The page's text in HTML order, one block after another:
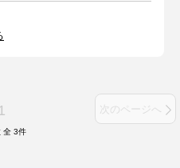
次のページへ
全 3件